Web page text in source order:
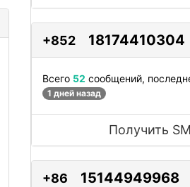
+852 18174410304
Всего 52 сообщений,
1 дней назад
Получить
+86 15144949968